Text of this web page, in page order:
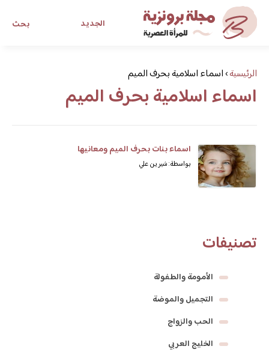
بحث الجديد
مجلة برونزية للفتاة العصرية
ابحث عن أي موضوع يهمك
الرئيسية›اسماء اسلامية بحرف الميم
اسماء اسلامية بحرف الميم
اسماء بنات بحرف الميم ومعانيها
بواسطة: شيرين علي
تصنيفات
الأمومة والطفولة
التجميل والموضة
الحب والزواج
الخليج العربي